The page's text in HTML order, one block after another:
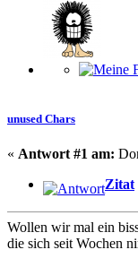
unused Chars
« Antwort #1 am:
Zitat
Wollen wir mal ein
die sich seit Wochen